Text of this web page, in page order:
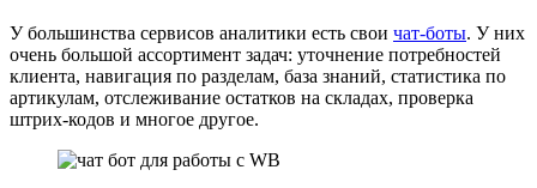
У большинства сервисов аналитики есть свои чат-боты. У них
очень большой ассортимент задач: уточнение потребностей
клиента, навигация по разделам, база знаний, статистика по
артикулам, отслеживание остатков на складах, проверка
штрих-кодов и многое другое.